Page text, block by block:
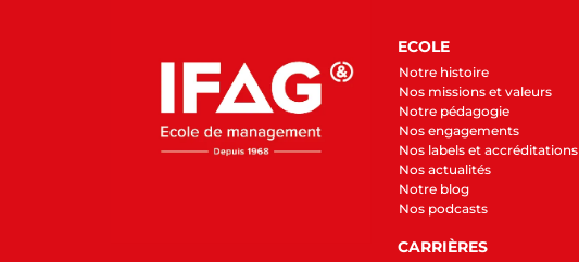
ECOLE
Notre histoire
Nos missions et valeurs
Notre pédagogie
Nos engagements
Nos labels et accréditations
Nos actualités
Notre blog
Nos podcasts
CARRIÈRES